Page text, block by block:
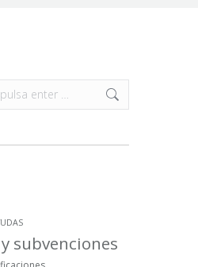
subvenciones